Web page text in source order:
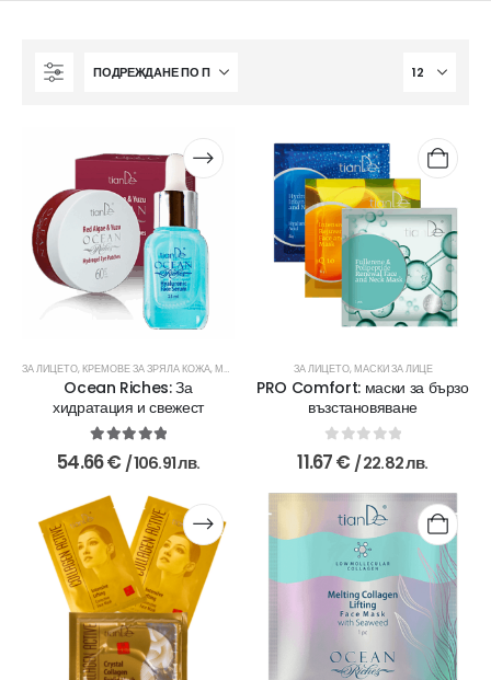
ЗА ЛИЦЕТО,КРЕМОВЕ ЗА ЗРЯЛА КОЖА,МАСКИ ЗА ЛИЦЕ ,ОКОЛООЧНИ КРЕМОВЕ,ПОЧИСТВАНЕ
Ocean Riches: За
хидратация и свежест
5.00 out of 5
54.66€ / 106.91 лв.
ЗА ЛИЦЕТО,МАСКИ ЗА ЛИЦЕ
PRO Comfort: маски за бързо
възстановяване
0 out of 5
11.67€ / 22.82 лв.